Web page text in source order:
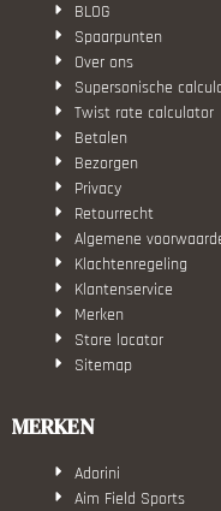
BLOG
Spaarpunten
Over ons
Supersonische
Twist rate calculator
Betalen
Bezorgen
Privacy
Retourrecht
Algemene
Klachtenregeling
Klantenservice
Merken
Store locator
Sitemap
MERKEN
Adorini
Aim Field Sports